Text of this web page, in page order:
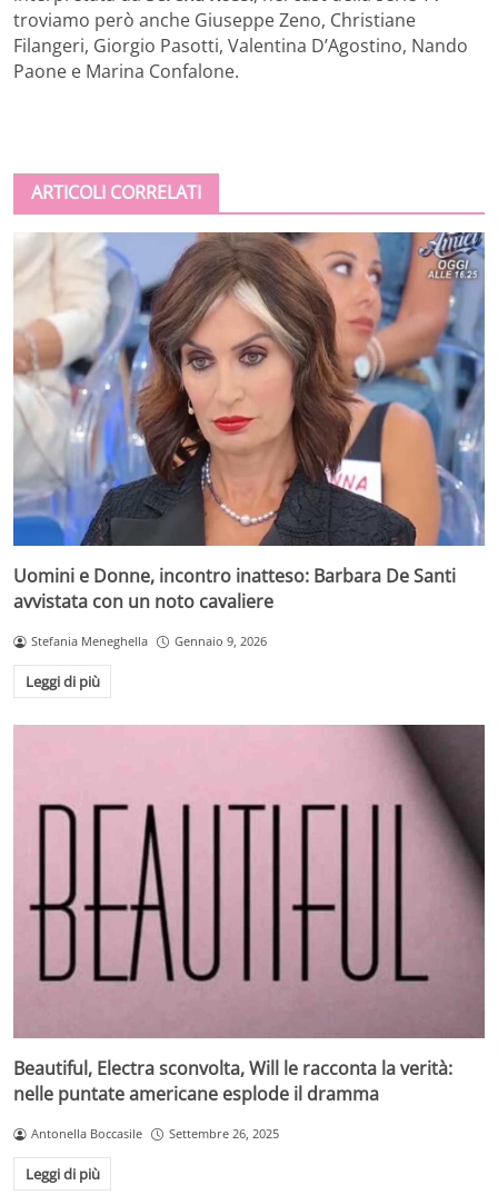
troviamo però anche Giuseppe Zeno, Christiane
Filangeri, Giorgio Pasotti, Valentina D’Agostino, Nando
Paone e Marina Confalone.
ARTICOLI CORRELATI
Uomini e Donne, incontro inatteso: Barbara De Santi
avvistata con un noto cavaliere
Stefania Meneghella Gennaio 9, 2026
Leggi di più
Beautiful, Electra sconvolta, Will le racconta la verità:
nelle puntate americane esplode il dramma
Antonella Boccasile Settembre 26, 2025
Leggi di più